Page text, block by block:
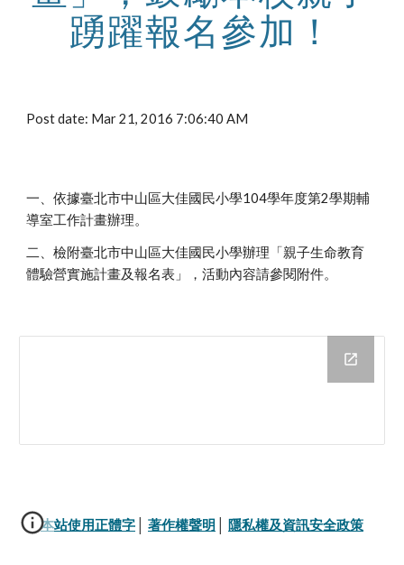
踴躍報名參加！
Post date: Mar 21, 2016 7:06:40 AM
一、依據臺北市中山區大佳國民小學104學年度第2學期輔
導室工作計畫辦理。
二、檢附臺北市中山區大佳國民小學辦理「親子生命教育
體驗營實施計畫及報名表」，活動內容請參閱附件。
本站使用正體字 著作權聲明 隱私權及資訊安全政策